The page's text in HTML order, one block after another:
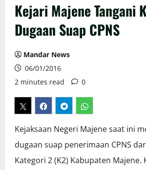
Kejari Majene Tangani
Dugaan Suap CPNS
Mandar News
06/01/2016
2 minutes read
0
Kejaksaan Negeri Majene saat ini
dugaan suap penerimaan CPNS
Kategori 2 (K2) Kabupaten Majene.